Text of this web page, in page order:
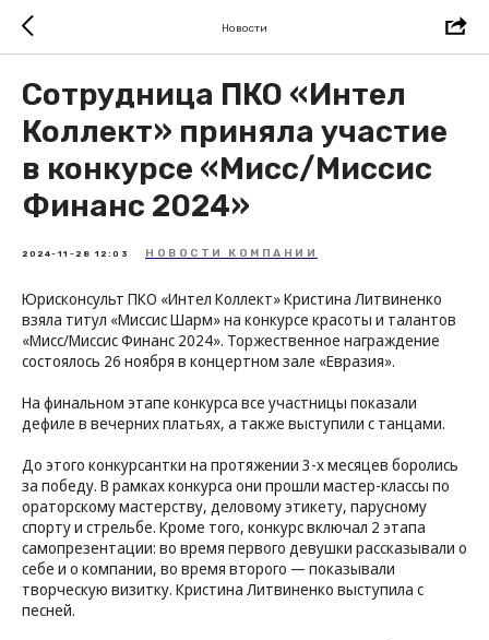
Новости
Сотрудница ПКО «Интел
Коллект» приняла участие
в конкурсе «Мисс/Миссис
Финанс 2024»
2024-11-28 12:03 НОВОСТИ КОМПАНИИ
Юрисконсульт ПКО «Интел Коллект» Кристина Литвиненко
взяла титул «Миссис Шарм» на конкурсе красоты и талантов
«Мисс/Миссис Финанс 2024». Торжественное награждение
состоялось 26 ноября в концертном зале «Евразия».
На финальном этапе конкурса все участницы показали
дефиле в вечерних платьях, а также выступили с танцами.
До этого конкурсантки на протяжении 3-х месяцев боролись
за победу. В рамках конкурса они прошли мастер-классы по
ораторскому мастерству, деловому этикету, парусному
спорту и стрельбе. Кроме того, конкурс включал 2 этапа
самопрезентации: во время первого девушки рассказывали о
себе и о компании, во время второго — показывали
творческую визитку. Кристина Литвиненко выступила с
песней.